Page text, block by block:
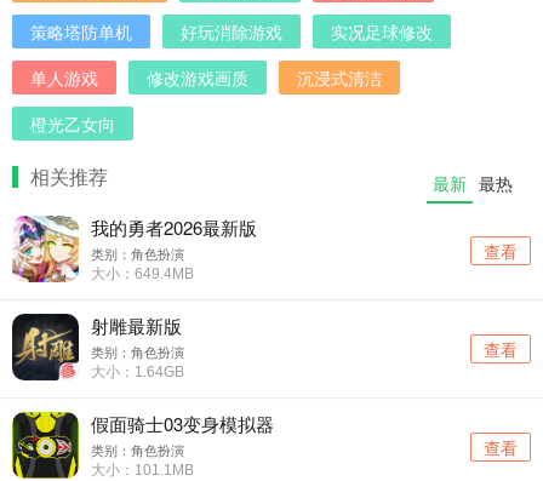
策略塔防单机
好玩消除游戏
实况足球修改
单人游戏
修改游戏画质
沉浸式清洁
橙光乙女向
相关推荐 最新 最热
我的勇者2026最新版
类别：角色扮演
大小：649.4MB
查看
射雕最新版
类别：角色扮演
大小：1.64GB
查看
假面骑士03变身模拟器
类别：角色扮演
大小：101.1MB
查看